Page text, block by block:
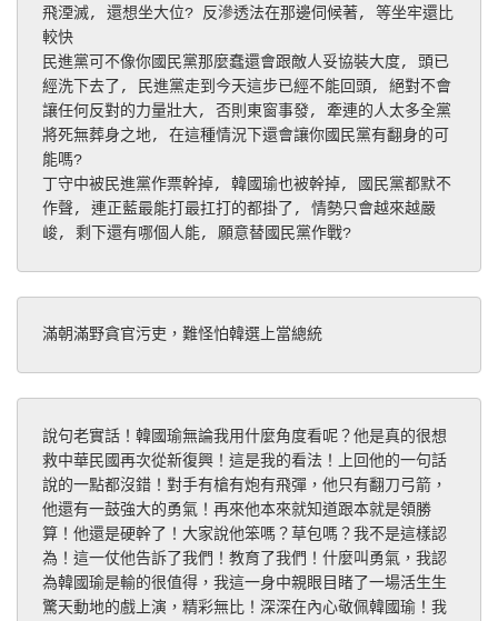
飛湮滅, 還想坐大位? 反滲透法在那邊伺候著, 等坐牢還比
較快
民進黨可不像你國民黨那麼蠢還會跟敵人妥協裝大度, 頭已
經洗下去了, 民進黨走到今天這步已經不能回頭, 絕對不會
讓任何反對的力量壯大, 否則東窗事發, 牽連的人太多全黨
將死無葬身之地, 在這種情況下還會讓你國民黨有翻身的可
能嗎?
丁守中被民進黨作票幹掉, 韓國瑜也被幹掉, 國民黨都默不
作聲, 連正藍最能打最扛打的都掛了, 情勢只會越來越嚴
峻, 剩下還有哪個人能, 願意替國民黨作戰?
滿朝滿野貪官污吏，難怪怕韓選上當總統
說句老實話！韓國瑜無論我用什麼角度看呢？他是真的很想
救中華民國再次從新復興！這是我的看法！上回他的一句話
說的一點都沒錯！對手有槍有炮有飛彈，他只有翻刀弓箭，
他還有一鼓強大的勇氣！再來他本來就知道跟本就是領勝
算！他還是硬幹了！大家說他笨嗎？草包嗎？我不是這樣認
為！這一仗他告訴了我們！教育了我們！什麼叫勇氣，我認
為韓國瑜是輸的很值得，我這一身中親眼目睹了一場活生生
驚天動地的戲上演，精彩無比！深深在內心敬佩韓國瑜！我